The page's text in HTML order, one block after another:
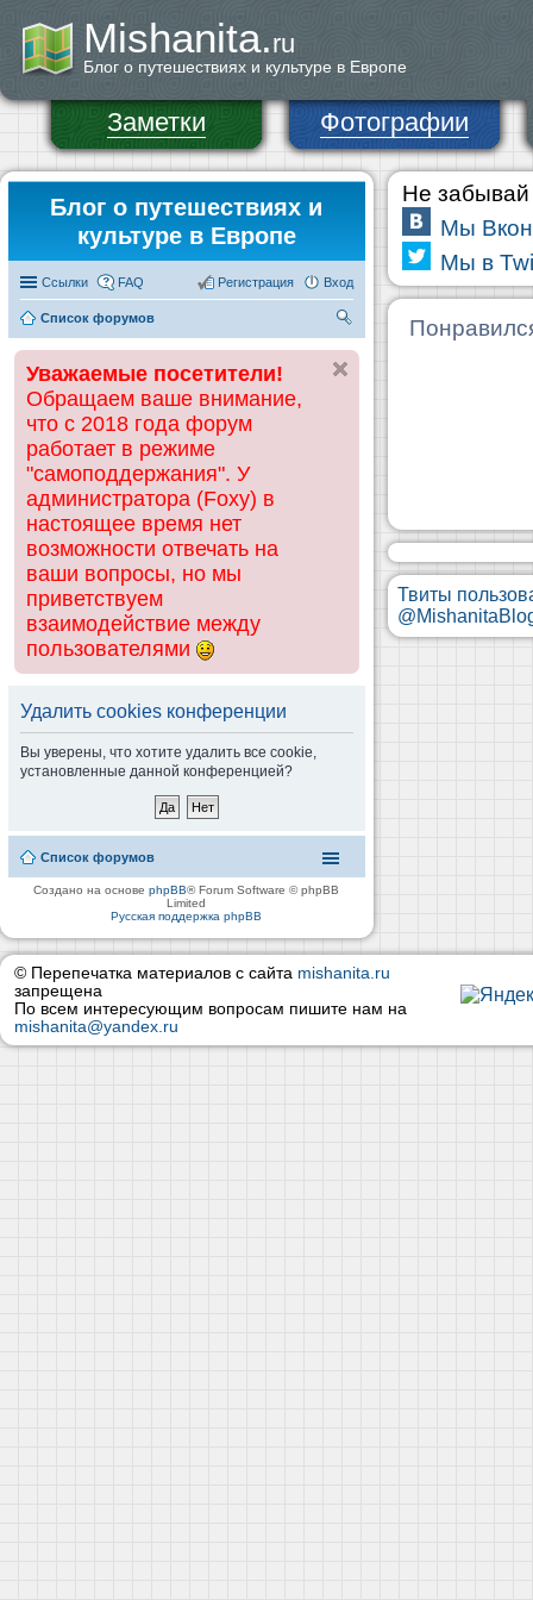
Mishanita.ru
Блог о путешествиях и культуре в Европе
Заметки Фотографии
Блог о путешествиях и
культуре в Европе
Ссылки FAQ Вход
Регистрация
Список форумов
ск
Уважаемые посетители!
Обращаем ваше внимание,
что с 2018 года форум
работает в режиме
"самоподдержания". У
администратора (Foxy) в
настоящее время нет
возможности отвечать на
ваши вопросы, но мы
приветствуем
взаимодействие между
пользователями
Удалить cookies конференции
Вы уверены, что хотите удалить все cookie,
установленные данной конференцией?
Список форумов
Создано на основеphpBB® Forum Software © phpBB
Limited
Русская поддержка phpBB
Не забывай
Мы
Мы в
Твиты
© Перепечатка материалов с сайта mishanita.ru
запрещена
По всем интересующим вопросам пишите нам на
mishanita@yandex.ru